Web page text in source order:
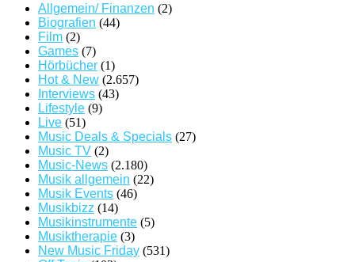
Allgemein/ Finanzen (2)
Biografien (44)
Film (2)
Games (7)
Hörbücher (1)
Hot & New (2.657)
Interviews (43)
Lifestyle (9)
Live (51)
Music Deals & Specials (27)
Music TV (2)
Music-News (2.180)
Musik allgemein (22)
Musik Events (46)
Musikbizz (14)
Musikinstrumente (5)
Musiktherapie (3)
New Music Friday (531)